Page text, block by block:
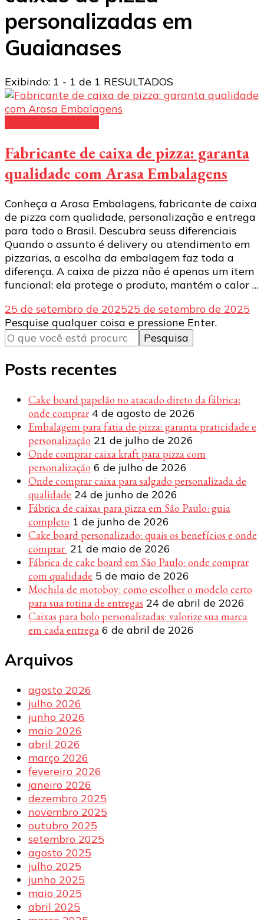
personalizadas em
Guaianases
Exibindo: 1 - 1 de 1 RESULTADOS
Fabricante de caixa de pizza: garanta
qualidade com Arasa Embalagens
Conheça a Arasa Embalagens, fabricante de caixa
de pizza com qualidade, personalização e entrega
para todo o Brasil. Descubra seuss diferenciais
Quando o assunto é delivery ou atendimento em
pizzarias, a escolha da embalagem faz toda a
diferença. A caixa de pizza não é apenas um item
funcional: ela protege o produto, mantém o calor …
25 de setembro de 202525 de setembro de 2025
Procurando
algo?
Pesquise qualquer coisa e pressione Enter.
Posts recentes
Cake board papelão no atacado direto da fábrica:
onde comprar 4 de agosto de 2026
Embalagem para fatia de pizza: garanta praticidade e
personalização 21 de julho de 2026
Onde comprar caixa kraft para pizza com
personalização 6 de julho de 2026
Onde comprar caixa para salgado personalizada de
qualidade 24 de junho de 2026
Fábrica de caixas para pizza em São Paulo: guia
completo 1 de junho de 2026
Cake board personalizado: quais os benefícios e onde
comprar 21 de maio de 2026
Fábrica de cake board em São Paulo: onde comprar
com qualidade 5 de maio de 2026
Mochila de motoboy: como escolher o modelo certo
para sua rotina de entregas 24 de abril de 2026
Caixas para bolo personalizadas: valorize sua marca
em cada entrega 6 de abril de 2026
Arquivos
agosto 2026
julho 2026
junho 2026
maio 2026
abril 2026
março 2026
fevereiro 2026
janeiro 2026
dezembro 2025
novembro 2025
outubro 2025
setembro 2025
agosto 2025
julho 2025
junho 2025
maio 2025
abril 2025